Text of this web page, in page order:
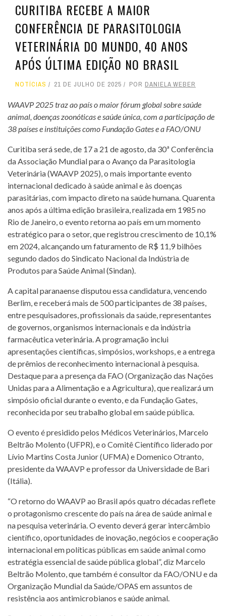
CURITIBA RECEBE A MAIOR
CONFERÊNCIA DE PARASITOLOGIA
VETERINÁRIA DO MUNDO, 40 ANOS
APÓS ÚLTIMA EDIÇÃO NO BRASIL
NOTÍCIAS 21 DE JULHO DE 2025 POR DANIELA WEBER
WAAVP 2025 traz ao país o maior fórum global sobre saúde
animal, doenças zoonóticas e saúde única, com a participação de
38 países e instituições como Fundação Gates e a FAO/ONU
Curitiba será sede, de 17 a 21 de agosto, da 30ª Conferência
da Associação Mundial para o Avanço da Parasitologia
Veterinária (WAAVP 2025), o mais importante evento
internacional dedicado à saúde animal e às doenças
parasitárias, com impacto direto na saúde humana. Quarenta
anos após a última edição brasileira, realizada em 1985 no
Rio de Janeiro, o evento retorna ao país em um momento
estratégico para o setor, que registrou crescimento de 10,1%
em 2024, alcançando um faturamento de R$ 11,9 bilhões
segundo dados do Sindicato Nacional da Indústria de
Produtos para Saúde Animal (Sindan).
A capital paranaense disputou essa candidatura, vencendo
Berlim, e receberá mais de 500 participantes de 38 países,
entre pesquisadores, profissionais da saúde, representantes
de governos, organismos internacionais e da indústria
farmacêutica veterinária. A programação inclui
apresentações científicas, simpósios, workshops, e a entrega
de prêmios de reconhecimento internacional à pesquisa.
Destaque para a presença da FAO (Organização das Nações
Unidas para a Alimentação e a Agricultura), que realizará um
simpósio oficial durante o evento, e da Fundação Gates,
reconhecida por seu trabalho global em saúde pública.
O evento é presidido pelos Médicos Veterinários, Marcelo
Beltrão Molento (UFPR), e o Comitê Científico liderado por
Lívio Martins Costa Junior (UFMA) e Domenico Otranto,
presidente da WAAVP e professor da Universidade de Bari
(Itália).
“O retorno do WAAVP ao Brasil após quatro décadas reflete
o protagonismo crescente do país na área de saúde animal e
na pesquisa veterinária. O evento deverá gerar intercâmbio
científico, oportunidades de inovação, negócios e cooperação
internacional em políticas públicas em saúde animal como
estratégia essencial de saúde pública global”, diz Marcelo
Beltrão Molento, que também é consultor da FAO/ONU e da
Organização Mundial da Saúde/OPAS em assuntos de
resistência aos antimicrobianos e saúde animal.